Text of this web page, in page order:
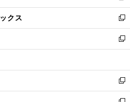
開
く
ウ
で
開
く
ン
ド
ウ
で
開
ウ
ィ
ン
ド
ウ
開
く
し
い
ウ
ィ
ン
ウ
で
開
クス
新
し
い
ウ
ン
ド
ウ
新
し
ウ
ィ
ン
新
し